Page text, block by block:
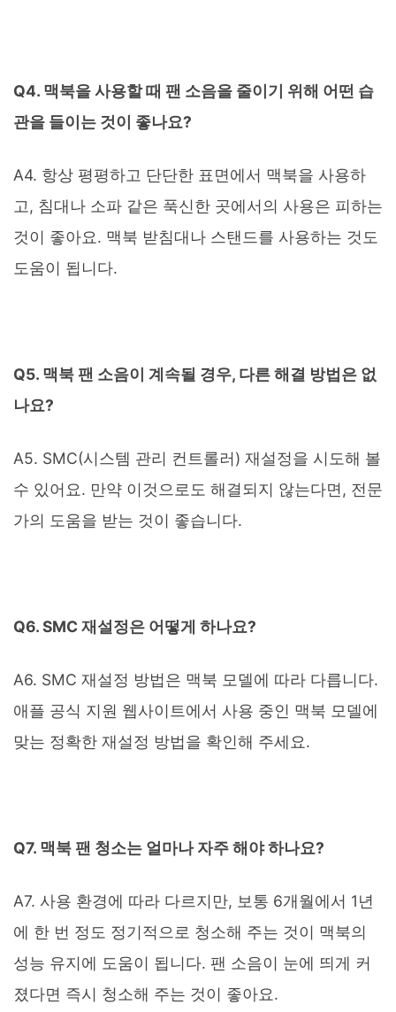
Q4. 맥북을 사용할 때 팬 소음을 줄이기 위해 어떤 습
관을 들이는 것이 좋나요?
A4. 항상 평평하고 단단한 표면에서 맥북을 사용하
고, 침대나 소파 같은 푹신한 곳에서의 사용은 피하는
것이 좋아요. 맥북 받침대나 스탠드를 사용하는 것도
도움이 됩니다.
Q5. 맥북 팬 소음이 계속될 경우, 다른 해결 방법은 없
나요?
A5. SMC(시스템 관리 컨트롤러) 재설정을 시도해 볼
수 있어요. 만약 이것으로도 해결되지 않는다면, 전문
가의 도움을 받는 것이 좋습니다.
Q6. SMC 재설정은 어떻게 하나요?
A6. SMC 재설정 방법은 맥북 모델에 따라 다릅니다.
애플 공식 지원 웹사이트에서 사용 중인 맥북 모델에
맞는 정확한 재설정 방법을 확인해 주세요.
Q7. 맥북 팬 청소는 얼마나 자주 해야 하나요?
A7. 사용 환경에 따라 다르지만, 보통 6개월에서 1년
에 한 번 정도 정기적으로 청소해 주는 것이 맥북의
성능 유지에 도움이 됩니다. 팬 소음이 눈에 띄게 커
졌다면 즉시 청소해 주는 것이 좋아요.